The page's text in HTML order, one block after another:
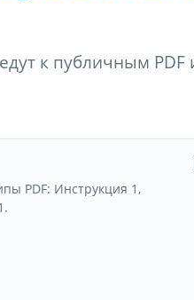
к публичным PDF
PDF: Инструкция 1,